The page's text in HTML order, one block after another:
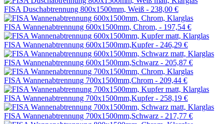
FISA Duschabtrennung 800x1500mm, Weiß - 238,00 €
FISA Wannenabtrennung 600x1500mm, Chrom, - 197,54 €
FISA Wannenabtrennung 600x1500mm,Kupfer - 246,29 €
FISA Wannenabtrennung 600x1500mm,Schwarz - 205,87 €
FISA Wannenabtrennung 700x1500mm,Chrom - 209,44 €
FISA Wannenabtrennung 700x1500mm,Kupfer - 258,19 €
FISA Wannenabtrennung 700x1500mm,Schwarz - 217,77 €